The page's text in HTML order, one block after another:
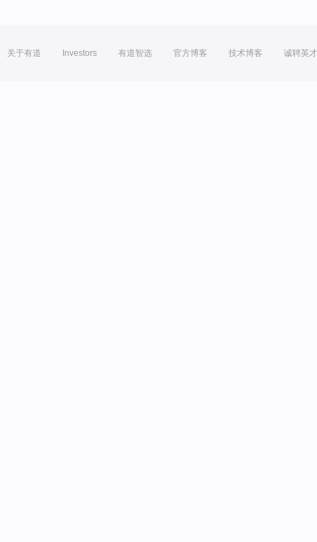
关于有道 Investors 有道智选 官方博客 技术博客 诚聘英才